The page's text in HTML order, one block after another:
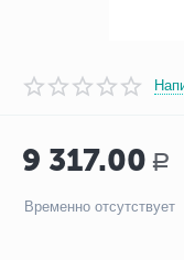
9 317.00 Р
Временно отсутствует